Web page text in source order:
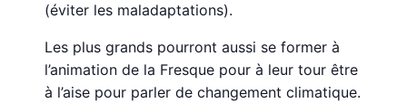
(éviter les maladaptations).
Les plus grands pourront aussi se former à
l’animation de la Fresque pour à leur tour être
à l’aise pour parler de changement climatique.